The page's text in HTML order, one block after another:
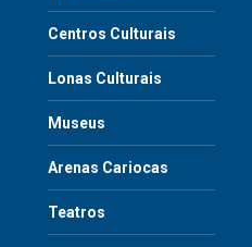
Centros Culturais
Lonas Culturais
Museus
Arenas Cariocas
Teatros